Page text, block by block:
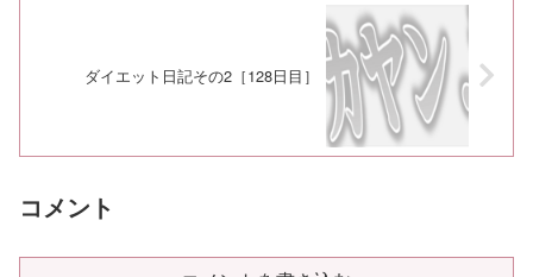
ダイエット日記その2［128日目］
コメント